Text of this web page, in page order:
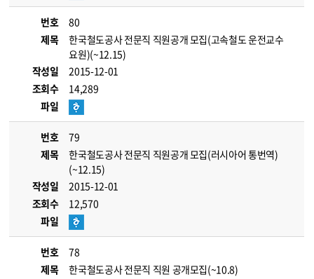
번호
80
제목
한국철도공사 전문직 직원공개 모집(고속철도 운전교수
요원)(~12.15)
작성일
2015-12-01
조회수
14,289
파일
번호
79
제목
한국철도공사 전문직 직원공개 모집(러시아어 통번역)
(~12.15)
작성일
2015-12-01
조회수
12,570
파일
번호
78
제목
한국철도공사 전문직 직원 공개모집(~10.8)